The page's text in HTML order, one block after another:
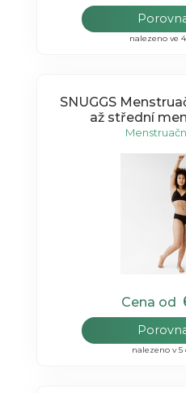
nalezeno ve
SNUGGS
až střední
Cena od
nalezeno v 5